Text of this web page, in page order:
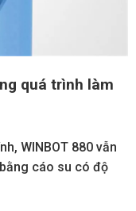
quá trình làm
WINBOT 880 vẫn
cáo su có độ